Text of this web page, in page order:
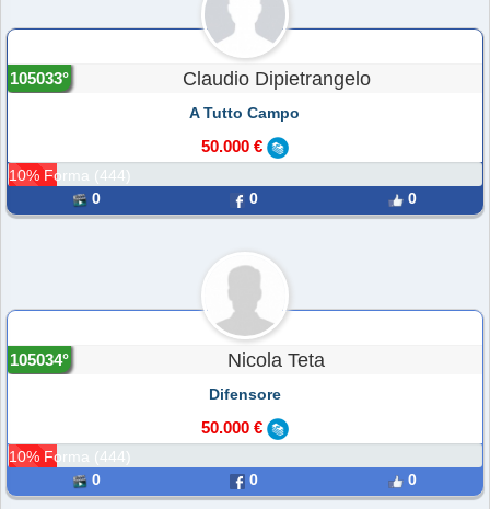
Claudio Dipietrangelo
105033°
A Tutto Campo
50.000 €
10% Forma (444)
0
0 0
Nicola Teta
105034°
Difensore
50.000 €
10% Forma (444)
0
0 0